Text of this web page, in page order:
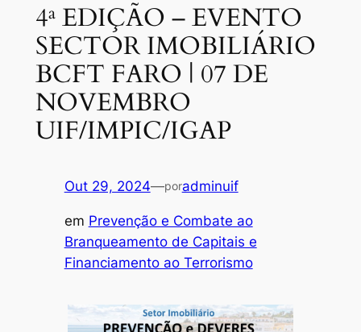
4ª EDIÇÃO – EVENTO
SECTOR IMOBILIÁRIO
BCFT FARO | 07 DE
NOVEMBRO
UIF/IMPIC/IGAP
Out 29, 2024—poradminuif
em Prevenção e Combate ao
Branqueamento de Capitais e
Financiamento ao Terrorismo